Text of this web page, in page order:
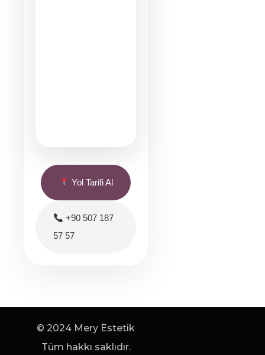
Yol Tarifi Al
+90 507 187
57 57
© 2024 Mery Estetik
Tüm hakkı saklıdır.